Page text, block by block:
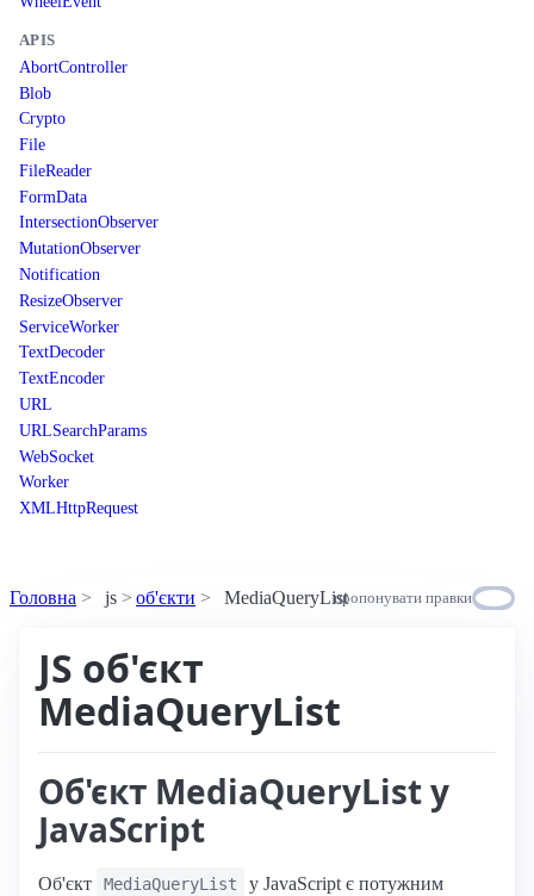
APIS
AbortController
Blob
Crypto
File
FileReader
FormData
IntersectionObserver
MutationObserver
Notification
ResizeObserver
ServiceWorker
TextDecoder
TextEncoder
URL
URLSearchParams
WebSocket
Worker
XMLHttpRequest
Головна js об'єкти MediaQueryListпропонувати правки
JS об'єкт
MediaQueryList
Об'єкт MediaQueryList у
JavaScript
Об'єкт MediaQueryList
у JavaScript є потужним